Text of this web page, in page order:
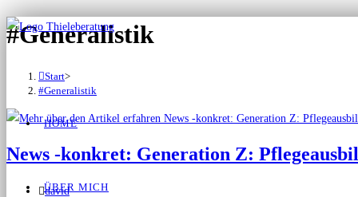
HOME
ÜBER MICH
#Generalistik
Start>
#Generalistik
News -konkret: Generation Z:
david